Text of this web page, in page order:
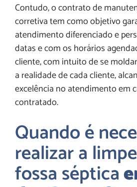
Contudo, o contrato de
corretiva tem como objetivo
atendimento diferenciado e
datas e com os horários
cliente, com intuito de se
a realidade de cada cliente,
excelência no atendimento em
contratado.
Quando é
realizar a
fossa séptica